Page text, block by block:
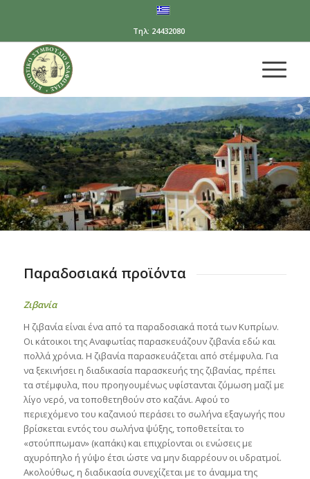
Τηλ: 24432080
Παραδοσιακά προϊόντα
Ζιβανία
Η ζιβανία είναι ένα από τα παραδοσιακά ποτά των Κυπρίων.
Οι κάτοικοι της Αναφωτίας παρασκευάζουν ζιβανία εδώ και
πολλά χρόνια. Η ζιβανία παρασκευάζεται από στέμφυλα. Για
να ξεκινήσει η διαδικασία παρασκευής της ζιβανίας, πρέπει
τα στέμφυλα, που προηγουμένως υφίστανται ζύμωση μαζί με
λίγο νερό, να τοποθετηθούν στο καζάνι. Αφού το
περιεχόμενο του καζανιού περάσει το σωλήνα εξαγωγής που
βρίσκεται εντός του σωλήνα ψύξης, τοποθετείται το
«στούππωμαν» (καπάκι) και επιχρίονται οι ενώσεις με
αχυρόπηλο ή γύψο έτσι ώστε να μην διαρρέουν οι υδρατμοί.
Ακολούθως, η διαδικασία συνεχίζεται με το άναμμα της